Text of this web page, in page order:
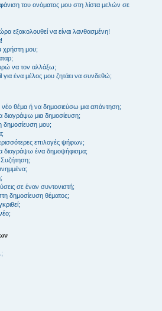
του ονόματος μου στη λίστα μελών σε
εξακολουθεί να είναι λανθασμένη!
χρήστη μου;
να τον αλλάξω;
ένα μέλος μου ζητάει να συνδεθώ;
θέμα ή να δημοσιεύσω μια απάντηση;
μια δημοσίευση;
μου;
επιλογές ψήφων;
ένα δημοψήφισμα;
σε έναν συντονιστή;
δημοσίευση θέματος;